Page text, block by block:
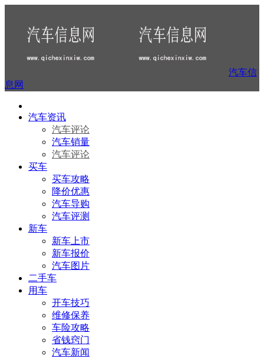
汽车信
息网
汽车资讯
汽车评论
汽车销量
汽车评论
买车
买车攻略
降价优惠
汽车导购
汽车评测
新车
新车上市
新车报价
汽车图片
二手车
用车
开车技巧
维修保养
车险攻略
省钱窍门
汽车新闻